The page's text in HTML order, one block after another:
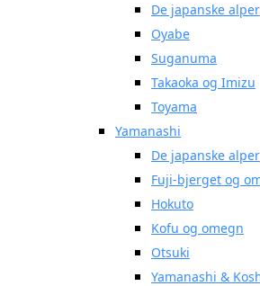
De japanske alper
Oyabe
Suganuma
Takaoka og Imizu
Toyama
Yamanashi
De japanske alper
Fuji-bjerget og
Hokuto
Kofu og omegn
Otsuki
Yamanashi &